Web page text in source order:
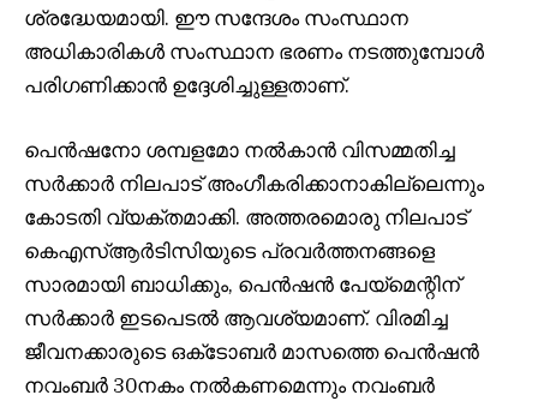
ശ്രദ്ധേയമായി. ഈ സന്ദേശം സംസ്ഥാന
അധികാരികൾ സംസ്ഥാന ഭരണം നടത്തുമ്പോൾ
പരിഗണിക്കാൻ ഉദ്ദേശിച്ചുള്ളതാണ്.
പെൻഷനോ ശമ്പളമോ നൽകാൻ വിസമ്മതിച്ച
സർക്കാർ നിലപാട് അംഗീകരിക്കാനാകില്ലെന്നും
കോടതി വ്യക്തമാക്കി. അത്തരമൊരു നിലപാട്
കെഎസ്ആർടിസിയുടെ പ്രവർത്തനങ്ങളെ
സാരമായി ബാധിക്കും, പെൻഷൻ പേയ്മെന്റിന്
സർക്കാർ ഇടപെടൽ ആവശ്യമാണ്. വിരമിച്ച
ജീവനക്കാരുടെ ഒക്‌ടോബർ മാസത്തെ പെൻഷൻ
നവംബർ 30നകം നൽകണമെന്നും നവംബർ